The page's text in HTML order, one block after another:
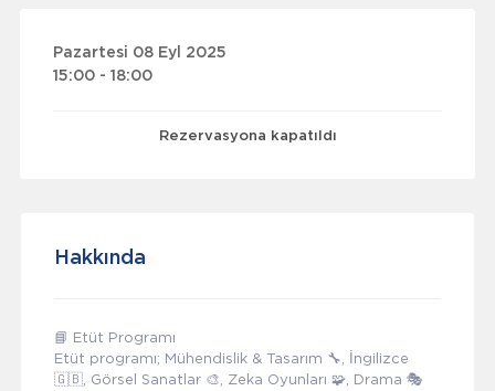
Pazartesi 08 Eyl 2025
15:00 - 18:00
Rezervasyona kapatıldı
Hakkında
📘 Etüt Programı
Etüt programı; Mühendislik & Tasarım 🔧, İngilizce
🇬🇧, Görsel Sanatlar 🎨, Zeka Oyunları 🧩, Drama 🎭